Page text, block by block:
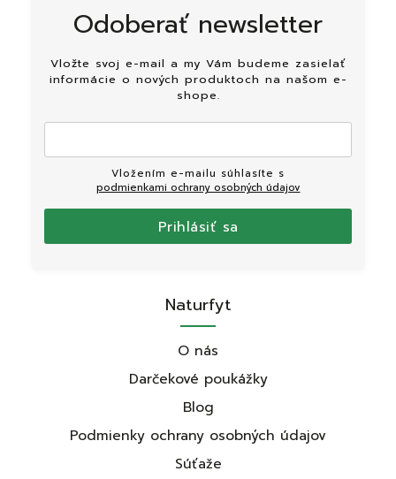
Odoberať newsletter
Vložte svoj e-mail a my Vám budeme zasielať
informácie o nových produktoch na našom e-
shope.
podmienkami ochrany osobných údajov
Prihlásiť sa
Naturfyt
O nás
Darčekové poukážky
Blog
Podmienky ochrany osobných údajov
Súťaže